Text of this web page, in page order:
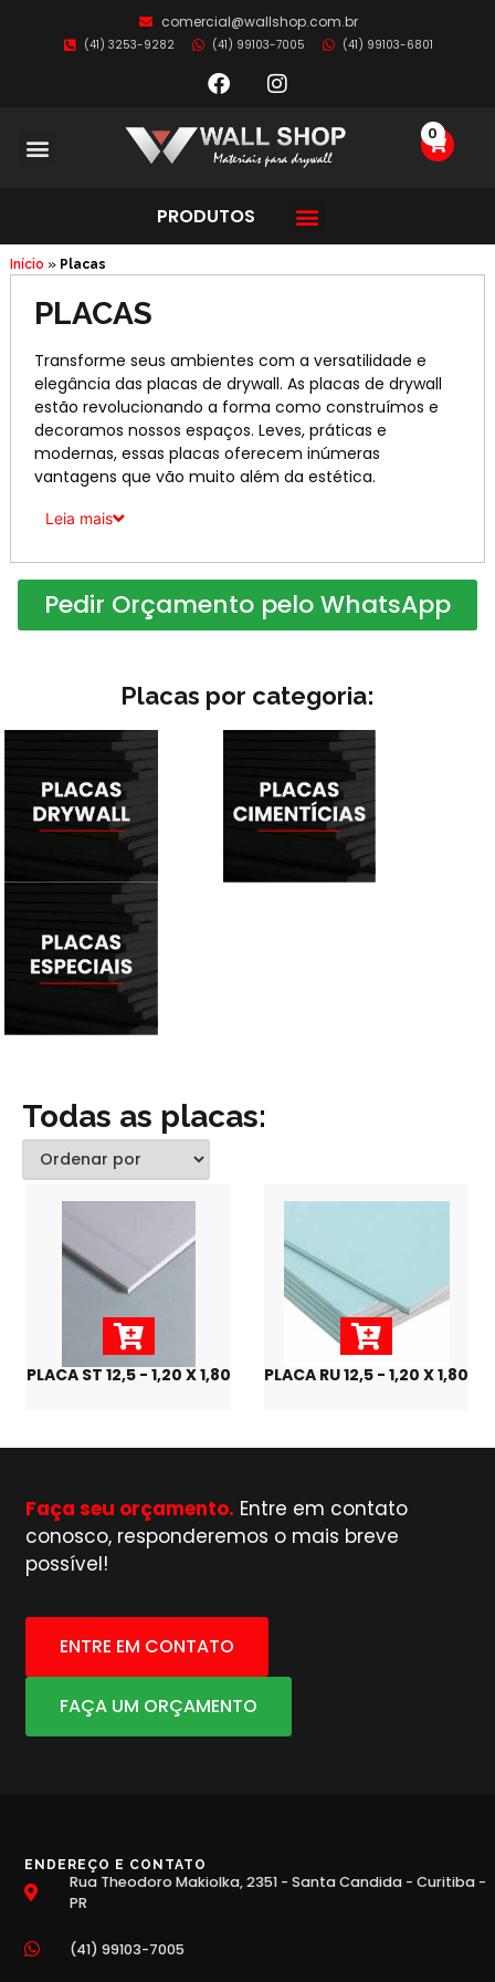
comercial@wallshop.com.br
(41) 3253-9282 (41) 99103-7005 (41) 99103-6801
0
PRODUTOS
Início » Placas
PLACAS
Transforme seus ambientes com a versatilidade e
elegância das placas de drywall. As placas de drywall
estão revolucionando a forma como construímos e
decoramos nossos espaços. Leves, práticas e
modernas, essas placas oferecem inúmeras
vantagens que vão muito além da estética.
Leia mais
Pedir Orçamento pelo WhatsApp
Placas por categoria:
Todas as placas:
PLACA ST 12,5 - 1,20 X 1,80 PLACA RU 12,5 - 1,20 X 1,80
Faça seu orçamento. Entre em contato
conosco, responderemos o mais breve
possível!
ENTRE EM CONTATO
FAÇA UM ORÇAMENTO
ENDEREÇO E CONTATO
Rua Theodoro Makiolka, 2351 - Santa Candida - Curitiba -
PR
(41) 99103-7005